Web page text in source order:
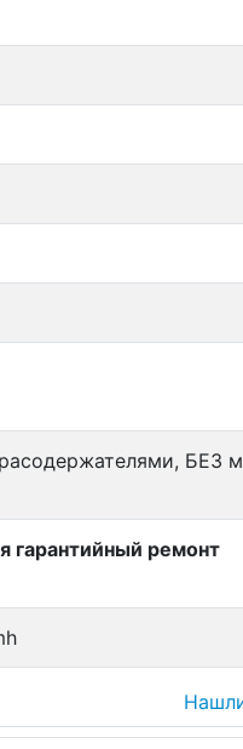
БЕЗ
гарантийный ремонт